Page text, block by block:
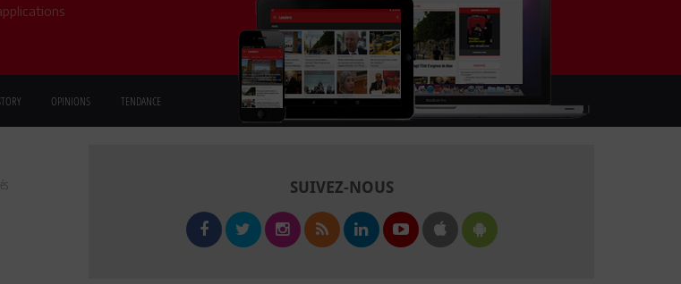
OPINIONS TENDANCE
SUIVEZ-NOUS